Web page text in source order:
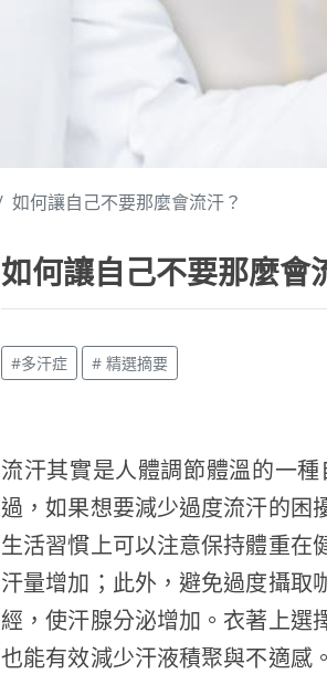
如何讓自己不要那麼會流汗？
如何讓自己不要那麼會
#多汗症 # 精選摘要
流汗其實是人體調節體溫的一
過，如果想要減少過度流汗的困
生活習慣上可以注意保持體重在
汗量增加；此外，避免過度攝取
經，使汗腺分泌增加。衣著上選
也能有效減少汗液積聚與不適感